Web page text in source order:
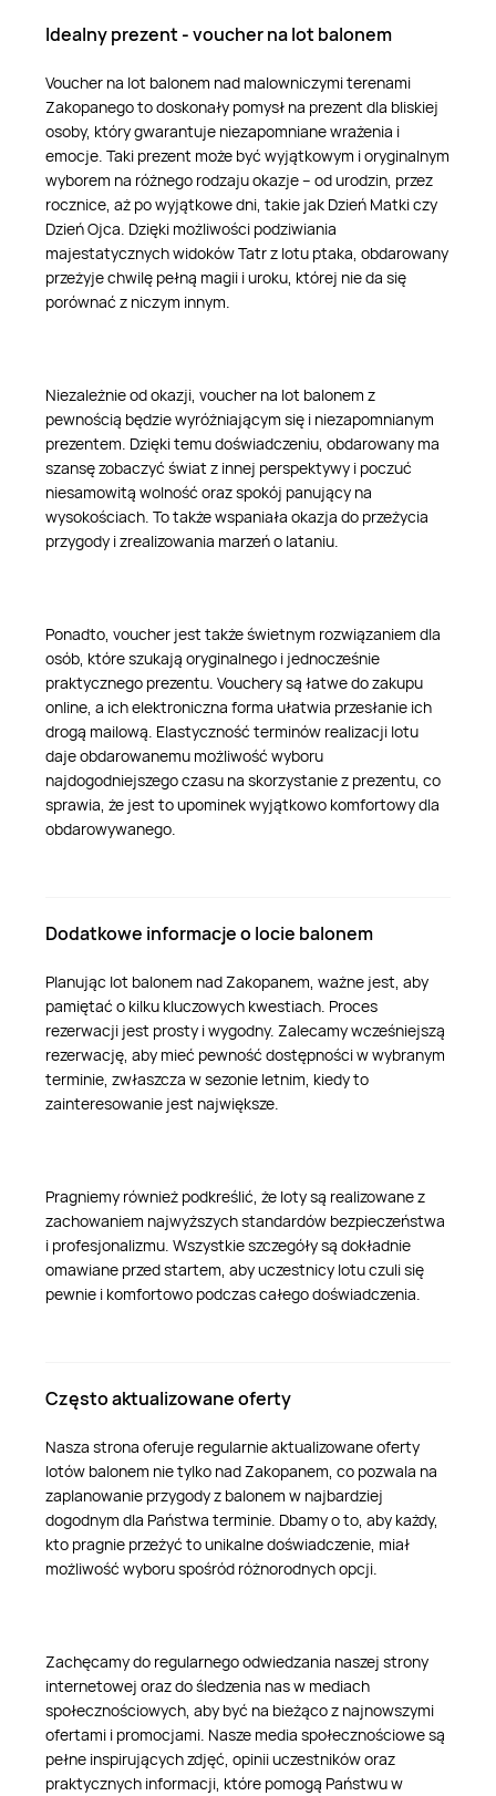
Idealny prezent - voucher na lot balonem
Voucher na lot balonem nad malowniczymi terenami
Zakopanego to doskonały pomysł na prezent dla bliskiej
osoby, który gwarantuje niezapomniane wrażenia i
emocje. Taki prezent może być wyjątkowym i oryginalnym
wyborem na różnego rodzaju okazje – od urodzin, przez
rocznice, aż po wyjątkowe dni, takie jak Dzień Matki czy
Dzień Ojca. Dzięki możliwości podziwiania
majestatycznych widoków Tatr z lotu ptaka, obdarowany
przeżyje chwilę pełną magii i uroku, której nie da się
porównać z niczym innym.
Niezależnie od okazji, voucher na lot balonem z
pewnością będzie wyróżniającym się i niezapomnianym
prezentem. Dzięki temu doświadczeniu, obdarowany ma
szansę zobaczyć świat z innej perspektywy i poczuć
niesamowitą wolność oraz spokój panujący na
wysokościach. To także wspaniała okazja do przeżycia
przygody i zrealizowania marzeń o lataniu.
Ponadto, voucher jest także świetnym rozwiązaniem dla
osób, które szukają oryginalnego i jednocześnie
praktycznego prezentu. Vouchery są łatwe do zakupu
online, a ich elektroniczna forma ułatwia przesłanie ich
drogą mailową. Elastyczność terminów realizacji lotu
daje obdarowanemu możliwość wyboru
najdogodniejszego czasu na skorzystanie z prezentu, co
sprawia, że jest to upominek wyjątkowo komfortowy dla
obdarowywanego.
Dodatkowe informacje o locie balonem
Planując lot balonem nad Zakopanem, ważne jest, aby
pamiętać o kilku kluczowych kwestiach. Proces
rezerwacji jest prosty i wygodny. Zalecamy wcześniejszą
rezerwację, aby mieć pewność dostępności w wybranym
terminie, zwłaszcza w sezonie letnim, kiedy to
zainteresowanie jest największe.
Pragniemy również podkreślić, że loty są realizowane z
zachowaniem najwyższych standardów bezpieczeństwa
i profesjonalizmu. Wszystkie szczegóły są dokładnie
omawiane przed startem, aby uczestnicy lotu czuli się
pewnie i komfortowo podczas całego doświadczenia.
Często aktualizowane oferty
Nasza strona oferuje regularnie aktualizowane oferty
lotów balonem nie tylko nad Zakopanem, co pozwala na
zaplanowanie przygody z balonem w najbardziej
dogodnym dla Państwa terminie. Dbamy o to, aby każdy,
kto pragnie przeżyć to unikalne doświadczenie, miał
możliwość wyboru spośród różnorodnych opcji.
Zachęcamy do regularnego odwiedzania naszej strony
internetowej oraz do śledzenia nas w mediach
społecznościowych, aby być na bieżąco z najnowszymi
ofertami i promocjami. Nasze media społecznościowe są
pełne inspirujących zdjęć, opinii uczestników oraz
praktycznych informacji, które pomogą Państwu w